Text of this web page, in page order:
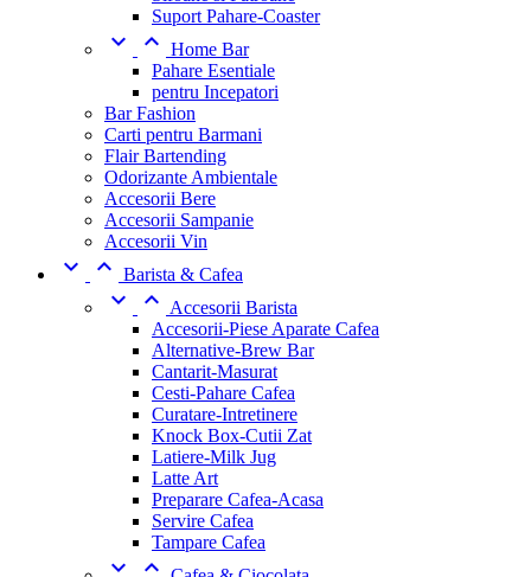
Suport Pahare-Coaster
  Home Bar
Pahare Esentiale
pentru Incepatori
Bar Fashion
Carti pentru Barmani
Flair Bartending
Odorizante Ambientale
Accesorii Bere
Accesorii Sampanie
Accesorii Vin
  Barista & Cafea
  Accesorii Barista
Accesorii-Piese Aparate Cafea
Alternative-Brew Bar
Cantarit-Masurat
Cesti-Pahare Cafea
Curatare-Intretinere
Knock Box-Cutii Zat
Latiere-Milk Jug
Latte Art
Preparare Cafea-Acasa
Servire Cafea
Tampare Cafea
 